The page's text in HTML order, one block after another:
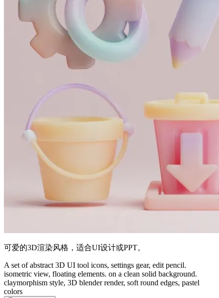
可爱的3D渲染风格，适合UI设计或PPT。
A set of abstract 3D UI tool icons, settings gear, edit pencil.
isometric view, floating elements. on a clean solid background.
claymorphism style, 3D blender render, soft round edges, pastel
colors